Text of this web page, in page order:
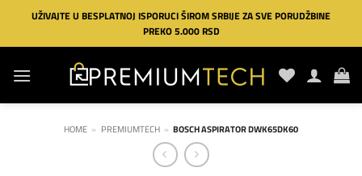
Preskoči
sadržaj
UŽIVAJTE U BESPLATNOJ ISPORUCI ŠIROM SRBIJE ZA SVE PORUDŽBINE
PREKO 5.000 RSD
HOME » PREMIUMTECH » BOSCH ASPIRATOR DWK65DK60